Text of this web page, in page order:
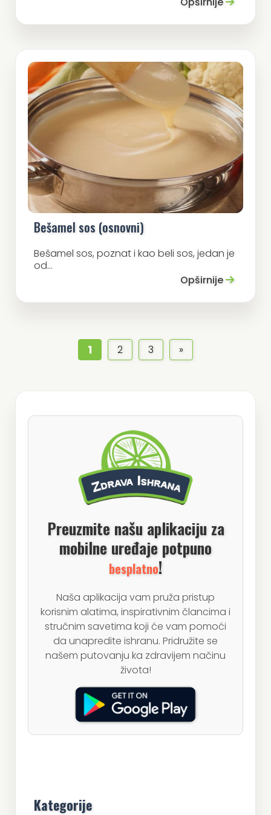
Bešamel sos (osnovni)
Bešamel sos, poznat i kao beli sos, jedan je
od...
Opširnije
1 2 3 »
Preuzmite našu aplikaciju za
mobilne uređaje potpuno
besplatno!
Naša aplikacija vam pruža pristup
korisnim alatima, inspirativnim člancima i
stručnim savetima koji će vam pomoći
da unapredite ishranu. Pridružite se
našem putovanju ka zdravijem načinu
života!
Kategorije